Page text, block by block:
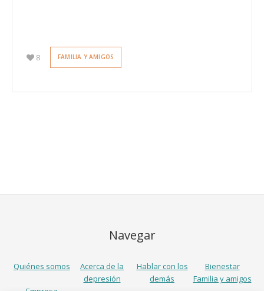
8 FAMILIA Y AMIGOS
Navegar
Quiénes somos
Acerca de la
depresión
Hablar con los
demás
Bienestar
Familia y amigos